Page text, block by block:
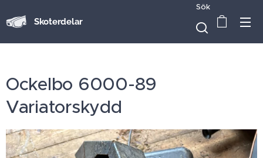
Skoterdelar
Sök
Ockelbo 6000-89
Variatorskydd